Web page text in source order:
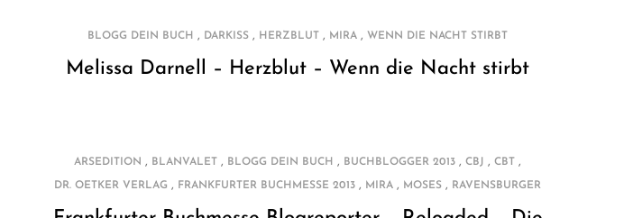
BLOGG DEIN BUCH , DARKISS , HERZBLUT , MIRA , WENN DIE NACHT STIRBT
Melissa Darnell – Herzblut – Wenn die Nacht stirbt
ARSEDITION , BLANVALET , BLOGG DEIN BUCH , BUCHBLOGGER 2013 , CBJ , CBT ,
DR. OETKER VERLAG , FRANKFURTER BUCHMESSE 2013 , MIRA , MOSES , RAVENSBURGER